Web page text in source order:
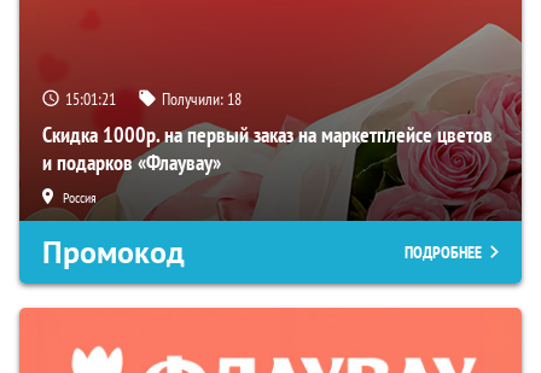
15:01:20 Получили: 18
Скидка 1000р. на первый заказ на маркетплейсе цветов
и подарков «Флаувау»
Россия
Промокод ПОДРОБНЕЕ